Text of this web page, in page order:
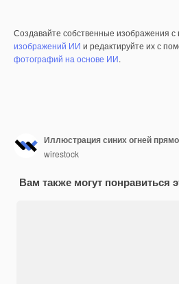
Создавайте собственные изображения
изображений ИИ и редактируйте их с
фотографий на основе ИИ.
wirestock
Вам также могут понравиться